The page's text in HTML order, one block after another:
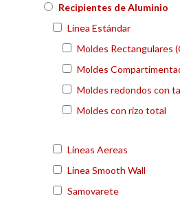
Recipientes de Aluminio
Linea Estándar
Moldes Rectangulares
Moldes
Moldes redondos con
Moldes con rizo total
Lineas Aereas
Linea Smooth Wall
Samovarete